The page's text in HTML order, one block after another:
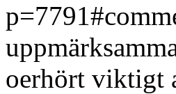
oerhört viktigt